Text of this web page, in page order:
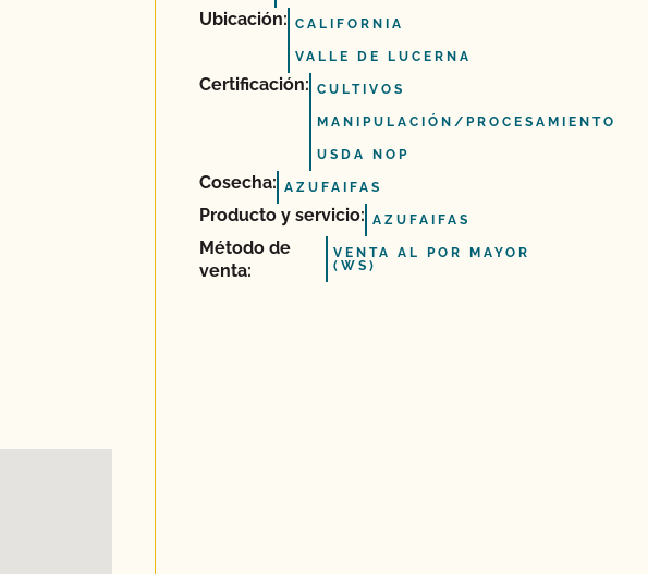
Ubicación: CALIFORNIA
VALLE DE LUCERNA
Certificación: CULTIVOS
MANIPULACIÓN/PROCESAMIENTO
USDA NOP
Cosecha: AZUFAIFAS
Producto y servicio: AZUFAIFAS
Método de
venta:
VENTA AL POR MAYOR
(WS)